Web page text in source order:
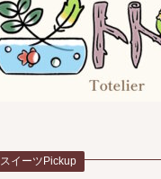
スイーツPickup